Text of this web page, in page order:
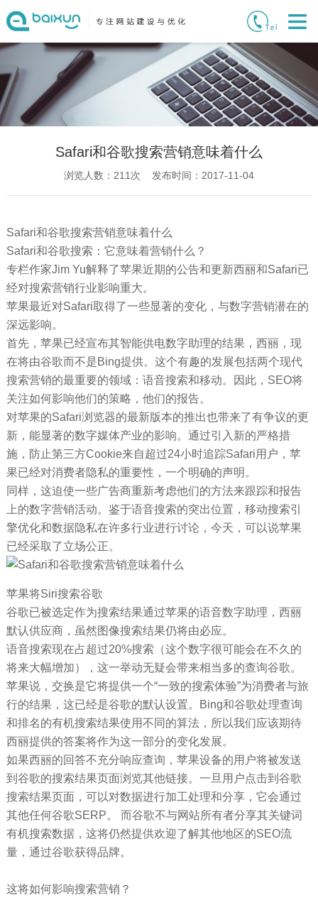
Safari和谷歌搜索营销意味着什么
浏览人数： 211 次 发布时间：2017-11-04
Safari和谷歌搜索营销意味着什么
Safari和谷歌搜索：它意味着营销什么？
专栏作家Jim Yu解释了苹果近期的公告和更新西丽和Safari已
经对搜索营销行业影响重大。
苹果最近对Safari取得了一些显著的变化，与数字营销潜在的
深远影响。
首先，苹果已经宣布其智能供电数字助理的结果，西丽，现
在将由谷歌而不是Bing提供。这个有趣的发展包括两个现代
搜索营销的最重要的领域：语音搜索和移动。因此，SEO将
关注如何影响他们的策略，他们的报告。
对苹果的Safari浏览器的最新版本的推出也带来了有争议的更
新，能显著的数字媒体产业的影响。通过引入新的严格措
施，防止第三方Cookie来自超过24小时追踪Safari用户，苹
果已经对消费者隐私的重要性，一个明确的声明。
同样，这迫使一些广告商重新考虑他们的方法来跟踪和报告
上的数字营销活动。鉴于语音搜索的突出位置，移动搜索引
擎优化和数据隐私在许多行业进行讨论，今天，可以说苹果
已经采取了立场公正。
苹果将Siri搜索谷歌
谷歌已被选定作为搜索结果通过苹果的语音数字助理，西丽
默认供应商，虽然图像搜索结果仍将由必应。
语音搜索现在占超过20%搜索（这个数字很可能会在不久的
将来大幅增加），这一举动无疑会带来相当多的查询谷歌。
苹果说，交换是它将提供一个“一致的搜索体验”为消费者与旅
行的结果，这已经是谷歌的默认设置。Bing和谷歌处理查询
和排名的有机搜索结果使用不同的算法，所以我们应该期待
西丽提供的答案将作为这一部分的变化发展。
如果西丽的回答不充分响应查询，苹果设备的用户将被发送
到谷歌的搜索结果页面浏览其他链接。一旦用户点击到谷歌
搜索结果页面，可以对数据进行加工处理和分享，它会通过
其他任何谷歌SERP。 而谷歌不与网站所有者分享其关键词
有机搜索数据，这将仍然提供欢迎了解其他地区的SEO流
量，通过谷歌获得品牌。
这将如何影响搜索营销？